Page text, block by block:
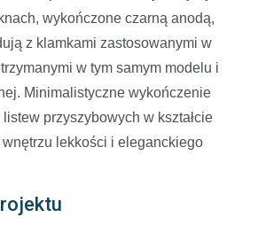
wykończone czarną anodą,
z klamkami zastosowanymi w
w tym samym modelu i
Minimalistyczne wykończenie
listew przyszybowych w kształcie
lekkości i eleganckiego